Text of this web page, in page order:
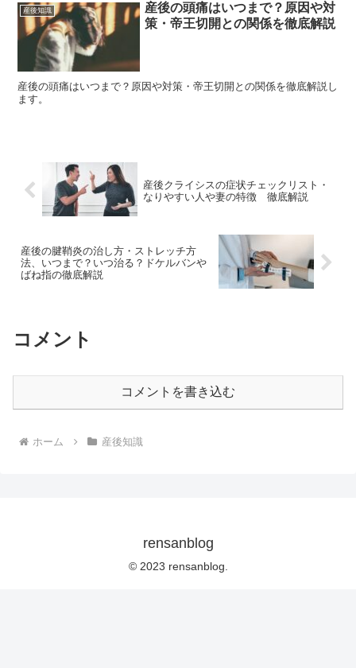
産後知識
産後の頭痛はいつまで？原因や対
策・帝王切開との関係を徹底解説
産後の頭痛はいつまで？原因や対策・帝王切開との関係を徹底解説し
ます。
産後クライシスの症状チェックリスト・
なりやすい人や妻の特徴 徹底解説
産後の腱鞘炎の治し方・ストレッチ方
法、いつまで？いつ治る？ドケルバンや
ばね指の徹底解説
コメント
コメントを書き込む
ホーム 産後知識
rensanblog
© 2023 rensanblog.